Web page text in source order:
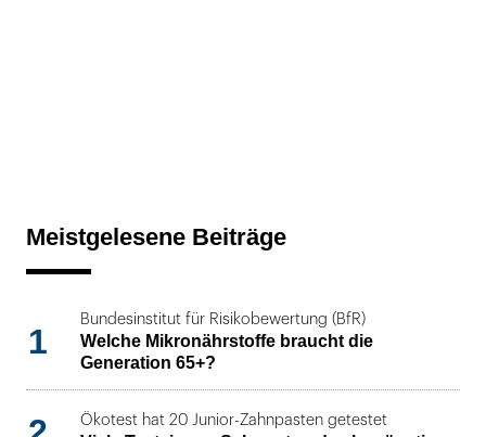
Meistgelesene Beiträge
1
Bundesinstitut für Risikobewertung (BfR)
Welche Mikronährstoffe braucht die
Generation 65+?
Ökotest hat 20 Junior-Zahnpasten getestet